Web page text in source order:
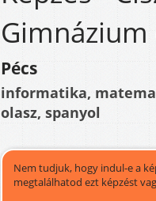
Pécs
informatika,
olasz, spanyol
Nem tudjuk, hogy indul-e a
megtalálhatod ezt képzést